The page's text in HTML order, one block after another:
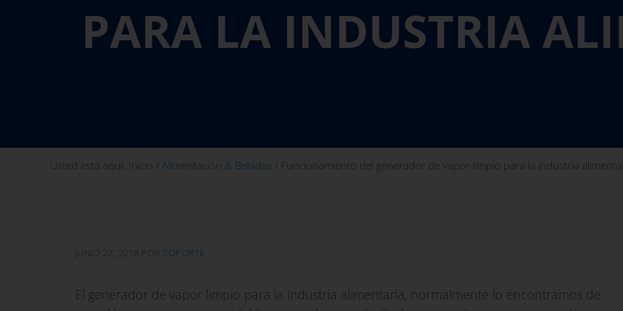
PARA LA INDUSTRIA
Usted está aquí: Inicio / Alimentación & Bebidas / Funcionamiento del generador de vapor limpio para la industria
JUNIO 27, 2018 POR SOPORTE
El generador de vapor limpio para la industria alimentaria, normalmente lo encontramos de